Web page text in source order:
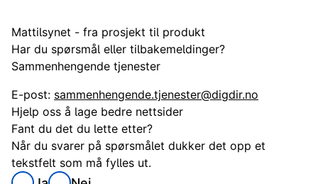
Mattilsynet - fra prosjekt til produkt
Har du spørsmål eller tilbakemeldinger?
Sammenhengende tjenester
E-post: sammenhengende.tjenester@digdir.no
Hjelp oss å lage bedre nettsider
Fant du det du lette etter?
Når du svarer på spørsmålet dukker det opp et
tekstfelt som må fylles ut.